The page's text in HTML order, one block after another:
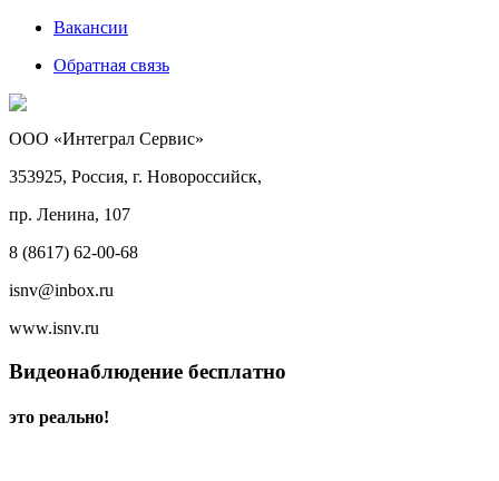
Вакансии
Обратная связь
ООО «Интеграл Сервис»
353925, Россия, г. Новороссийск,
пр. Ленина, 107
8 (8617) 62-00-68
isnv@inbox.ru
www.isnv.ru
Видеонаблюдение бесплатно
это реально!